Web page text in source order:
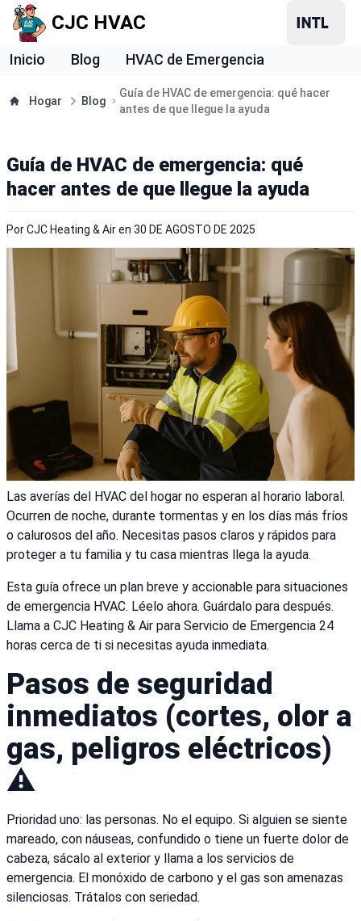
CJC HVAC
Inicio Blog HVAC de Emergencia
Hogar Blog
Guía de HVAC de emergencia: qué hacer
antes de que llegue la ayuda
Guía de HVAC de emergencia: qué
hacer antes de que llegue la ayuda
PorCJC Heating & Airen 30 DE AGOSTO DE 2025
Las averías del HVAC del hogar no esperan al horario laboral.
Ocurren de noche, durante tormentas y en los días más fríos
o calurosos del año. Necesitas pasos claros y rápidos para
proteger a tu familia y tu casa mientras llega la ayuda.
Esta guía ofrece un plan breve y accionable para situaciones
de emergencia HVAC. Léelo ahora. Guárdalo para después.
Llama a CJC Heating & Air para Servicio de Emergencia 24
horas cerca de ti si necesitas ayuda inmediata.
Pasos de seguridad
inmediatos (cortes, olor a
gas, peligros eléctricos)
⚠️
Prioridad uno: las personas. No el equipo. Si alguien se siente
mareado, con náuseas, confundido o tiene un fuerte dolor de
cabeza, sácalo al exterior y llama a los servicios de
emergencia. El monóxido de carbono y el gas son amenazas
silenciosas. Trátalos con seriedad.